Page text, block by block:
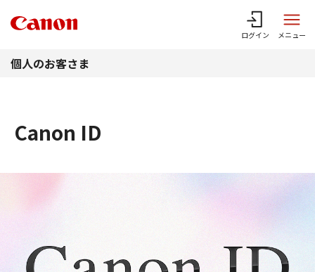
ログイン メニュー
個人のお客さま
Canon ID